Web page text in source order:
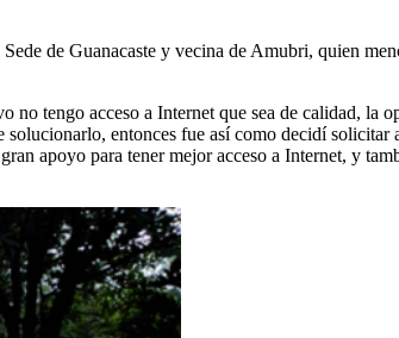
de Guanacaste y vecina de Amubri, quien
tengo acceso a Internet que sea de calidad, la
entonces fue así como decidí
apoyo para tener mejor acceso a Internet, y